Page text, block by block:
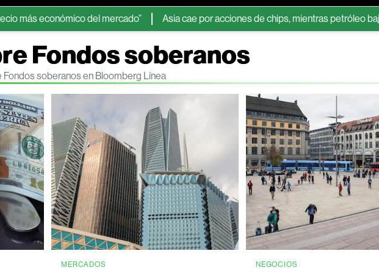
económico del mercado” Asia cae por acciones de chips, mientras petróleo baja por
Fondos soberanos
soberanos en Bloomberg Línea
MERCADOS NEGOCIOS